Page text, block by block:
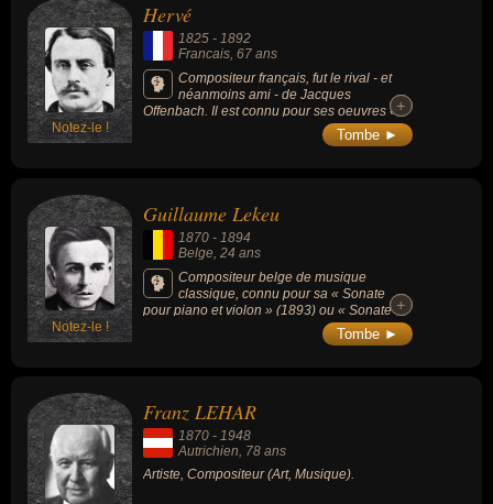
Notez-le !
Hervé
1825 - 1892
Francais, 67 ans
Compositeur français, fut le rival - et
néanmoins ami - de Jacques
Offenbach. Il est connu pour ses oeuvres «
Chilpéric » (1868), « Le Petit Faust » (1869)
ou l'opérette « Mam'zelle Nitouche » (1883).
+
+
Tombe ►
Notez-le !
Guillaume Lekeu
1870 - 1894
Belge , 24 ans
Compositeur belge de musique
classique, connu pour sa « Sonate
pour piano et violon » (1893) ou « Sonate +
+
Tombe ►
Franz LEHAR
1870 - 1948
Autrichien, 78 ans
Artiste, Compositeur (Art, Musique).